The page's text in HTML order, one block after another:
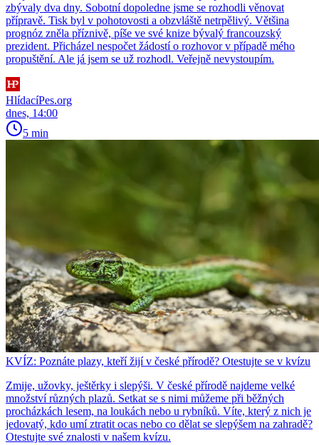
zbývaly dva dny. Sobotní dopoledne jsme se rozhodli věnovat
přípravě. Tisk byl v pohotovosti a obzvláště netrpělivý. Většina
prognóz zněla příznivě, píše ve své knize bývalý francouzský
prezident. Přicházel nespočet žádostí o rozhovor v případě mého
propuštění. Ale já jsem se už rozhodl. Veřejně nevystoupím.
HlídacíPes.org
dnes, 14:00
5 min
KVÍZ: Poznáte plazy, kteří žijí v české přírodě? Otestujte se v kvízu
Zmije, užovky, ještěrky i slepýši. V české přírodě najdeme velké
množství různých plazů. Setkat se s nimi můžeme při běžných
procházkách lesem, na loukách nebo u rybníků. Víte, který z nich je
jedovatý, kdo umí ztratit ocas nebo co dělat se slepýšem na zahradě?
Otestujte své znalosti v našem kvízu.